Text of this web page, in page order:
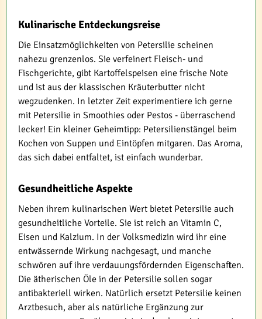
Kulinarische Entdeckungsreise
Die Einsatzmöglichkeiten von Petersilie scheinen
nahezu grenzenlos. Sie verfeinert Fleisch- und
Fischgerichte, gibt Kartoffelspeisen eine frische Note
und ist aus der klassischen Kräuterbutter nicht
wegzudenken. In letzter Zeit experimentiere ich gerne
mit Petersilie in Smoothies oder Pestos - überraschend
lecker! Ein kleiner Geheimtipp: Petersilienstängel beim
Kochen von Suppen und Eintöpfen mitgaren. Das Aroma,
das sich dabei entfaltet, ist einfach wunderbar.
Gesundheitliche Aspekte
Neben ihrem kulinarischen Wert bietet Petersilie auch
gesundheitliche Vorteile. Sie ist reich an Vitamin C,
Eisen und Kalzium. In der Volksmedizin wird ihr eine
entwässernde Wirkung nachgesagt, und manche
schwören auf ihre verdauungsfördernden Eigenschaften.
Die ätherischen Öle in der Petersilie sollen sogar
antibakteriell wirken. Natürlich ersetzt Petersilie keinen
Arztbesuch, aber als natürliche Ergänzung zur